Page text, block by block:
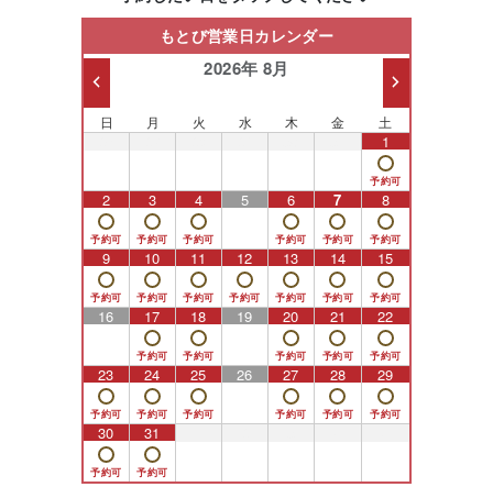
もとび営業日カレンダー
2026年 8月
日 月 火 水 木 金 土
1
2 3 4 5 6 7 8
9 10 11 12 13 14 15
16 17 18 19 20 21 22
23 24 25 26 27 28 29
30 31